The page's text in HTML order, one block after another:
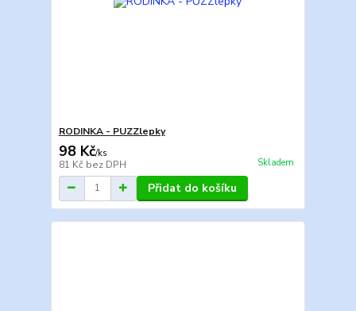
RODINKA - PUZZlepky
98 Kč/ks
81 Kč bez DPH Skladem
Přidat do košíku